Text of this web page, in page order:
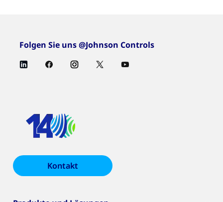
Folgen Sie uns @Johnson Controls
Kontakt